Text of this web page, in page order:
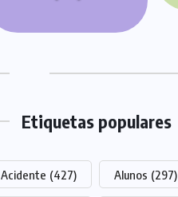
Etiquetas populares
Acidente (427) Alunos (297)